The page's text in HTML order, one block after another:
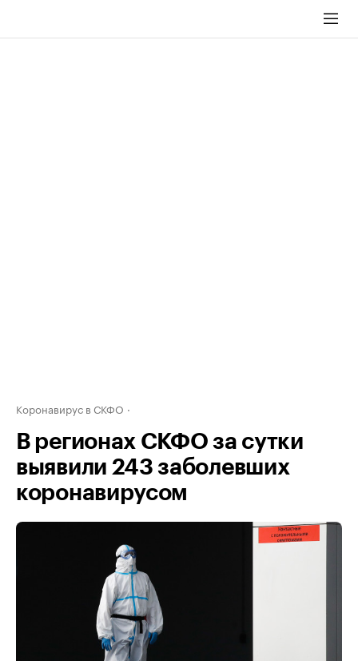
Коронавирус в СКФО
В регионах СКФО за сутки
выявили 243 заболевших
коронавирусом